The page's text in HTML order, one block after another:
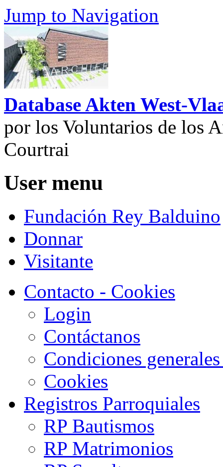
Jump to Navigation
Database Akten West-
por los Voluntarios de los
Courtrai
User menu
Fundación Rey Balduino
Donnar
Visitante
Contacto - Cookies
Login
Contáctanos
Condiciones
Cookies
Registros Parroquiales
RP Bautismos
RP Matrimonios